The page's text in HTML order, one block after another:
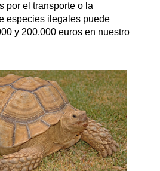
por el transporte o la
especies ilegales puede
y 200.000 euros en nuestro